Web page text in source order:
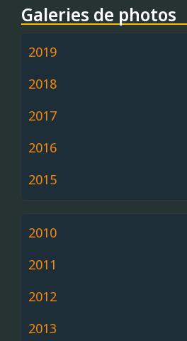
Galeries de photos
2019
2018
2017
2016
2015
2010
2011
2012
2013